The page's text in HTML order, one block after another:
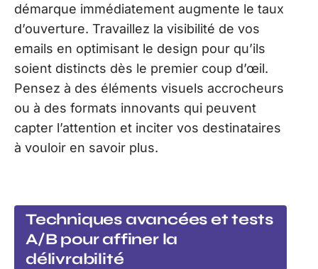
démarque immédiatement augmente le taux
d’ouverture. Travaillez la visibilité de vos
emails en optimisant le design pour qu’ils
soient distincts dès le premier coup d’œil.
Pensez à des éléments visuels accrocheurs
ou à des formats innovants qui peuvent
capter l’attention et inciter vos destinataires
à vouloir en savoir plus.
Techniques avancées et tests
A/B pour affiner la
délivrabilité